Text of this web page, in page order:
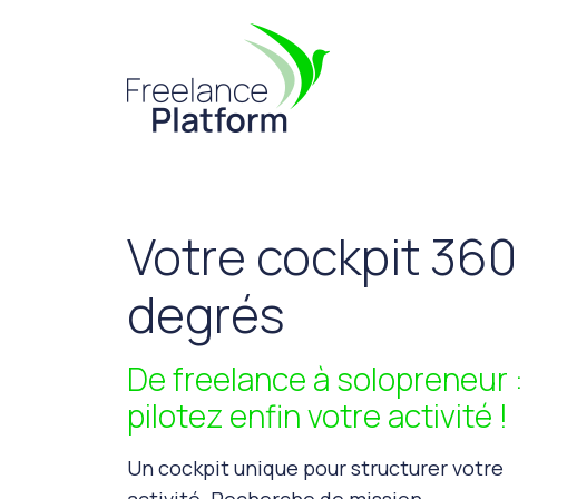
Votre cockpit 360
degrés
De freelance à solopreneur :
pilotez enfin votre activité !
Un cockpit unique pour structurer votre